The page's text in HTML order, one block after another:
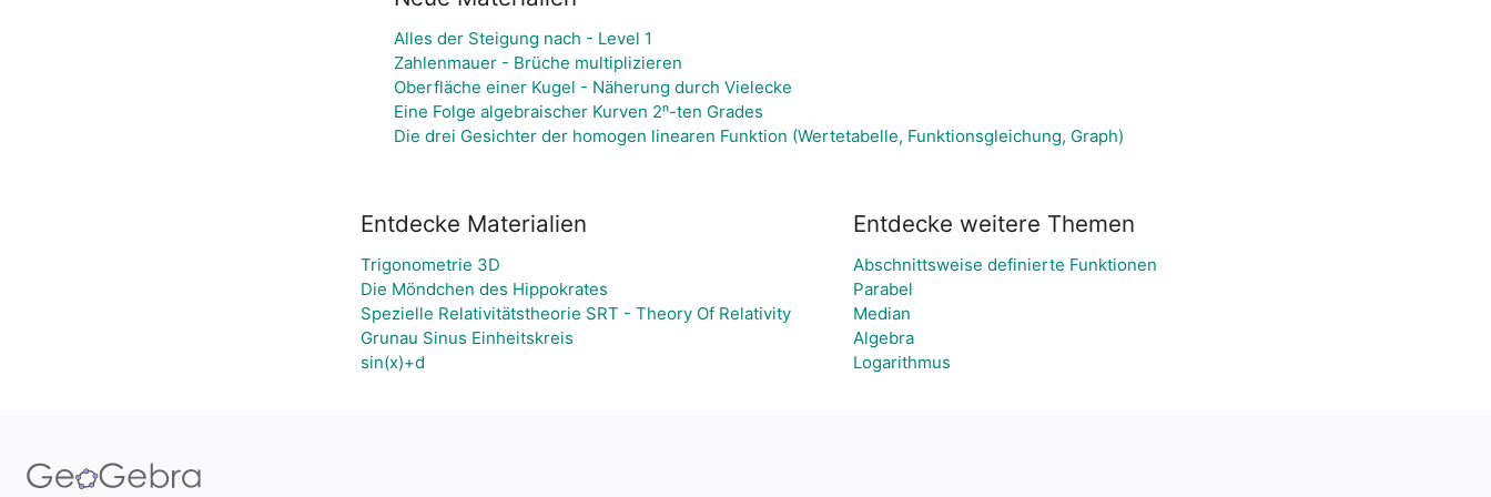
Alles der Steigung nach - Level 1
Zahlenmauer - Brüche multiplizieren
Oberfläche einer Kugel - Näherung durch Vielecke
Eine Folge algebraischer Kurven 2ⁿ-ten Grades
Die drei Gesichter der homogen linearen Funktion (Wertetabelle, Funktionsgleichung, Graph)
Entdecke Materialien
Trigonometrie 3D
Die Möndchen des Hippokrates
Spezielle Relativitätstheorie SRT - Theory Of Relativity
Grunau Sinus Einheitskreis
sin(x)+d
Entdecke weitere Themen
Abschnittsweise definierte Funktionen
Parabel
Median
Algebra
Logarithmus